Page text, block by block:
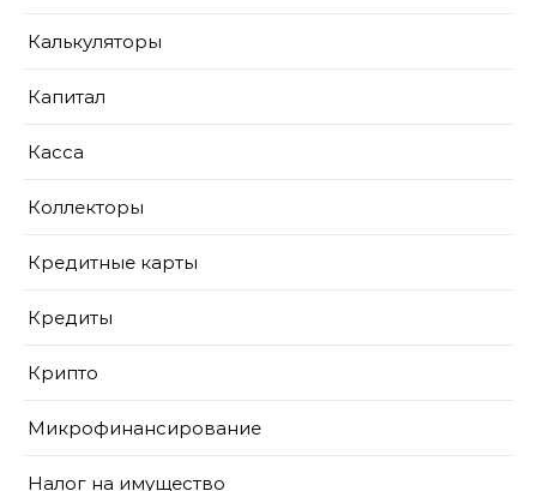
Калькуляторы
Капитал
Касса
Коллекторы
Кредитные карты
Кредиты
Крипто
Микрофинансирование
Налог на имущество